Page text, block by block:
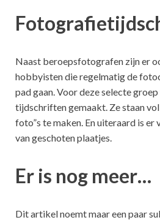
Naast beroepsfotografen zijn er
hobbyisten die regelmatig de
pad gaan. Voor deze selecte
tijdschriften gemaakt. Ze staan
foto”s te maken. En uiteraard is er
van geschoten plaatjes.
Er is nog meer…
Dit artikel noemt maar een paar